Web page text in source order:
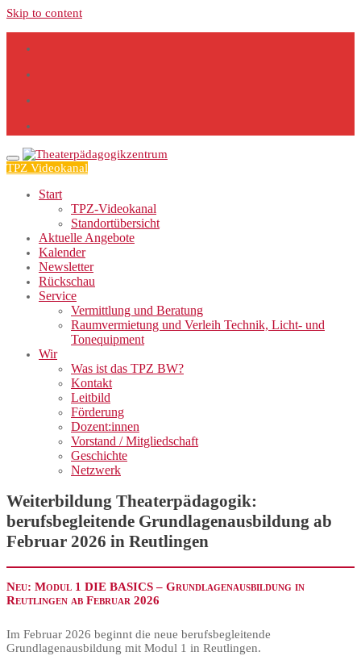
Skip to content
TPZ Videokanal
Start
TPZ-Videokanal
Standortübersicht
Aktuelle Angebote
Kalender
Newsletter
Rückschau
Service
Vermittlung und Beratung
Raumvermietung und Verleih Technik, Licht- und
Tonequipment
Wir
Was ist das TPZ BW?
Kontakt
Leitbild
Förderung
Dozent:innen
Vorstand / Mitgliedschaft
Geschichte
Netzwerk
Weiterbildung Theaterpädagogik:
berufsbegleitende Grundlagenausbildung ab
Februar 2026 in Reutlingen
Neu: Modul 1 DIE BASICS – Grundlagenausbildung in
Reutlingen ab Februar 2026
Im Februar 2026 beginnt die neue berufsbegleitende
Grundlagenausbildung mit Modul 1 in Reutlingen.